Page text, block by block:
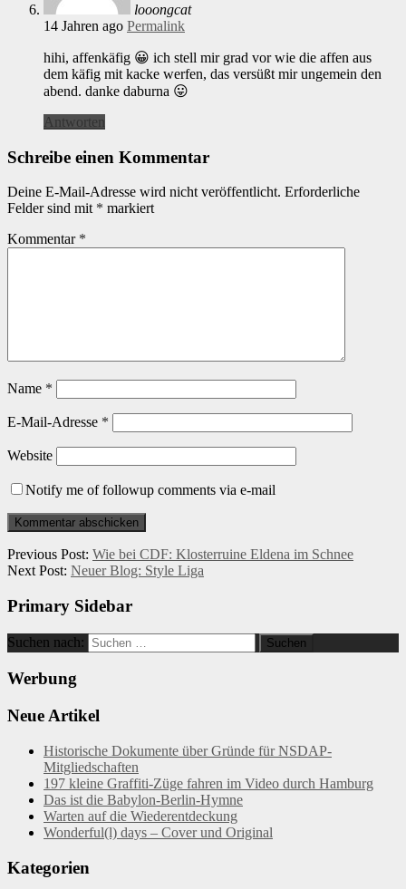
looongcat
14 Jahren ago Permalink
hihi, affenkäfig 😀 ich stell mir grad vor wie die affen aus
dem käfig mit kacke werfen, das versüßt mir ungemein den
abend. danke daburna 😛
Antworten
Schreibe einen Kommentar
Deine E-Mail-Adresse wird nicht veröffentlicht. Erforderliche
Felder sind mit * markiert
Kommentar *
Name *
E-Mail-Adresse *
Website
Notify me of followup comments via e-mail
Previous Post: Wie bei CDF: Klosterruine Eldena im Schnee
Next Post: Neuer Blog: Style Liga
Primary Sidebar
Suchen nach:
Werbung
Neue Artikel
Historische Dokumente über Gründe für NSDAP-
Mitgliedschaften
197 kleine Graffiti-Züge fahren im Video durch Hamburg
Das ist die Babylon-Berlin-Hymne
Warten auf die Wiederentdeckung
Wonderful(l) days – Cover und Original
Kategorien